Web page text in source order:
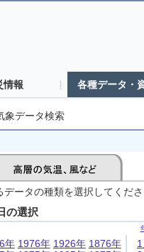
情報 各種データ・
象データ検索
ータの種類を選択してくだ
の選択
年 1976年 1926年 1876年